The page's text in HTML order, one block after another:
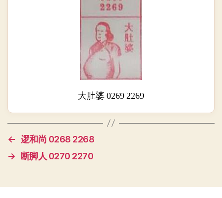
大肚婆 0269 2269
← 逻和尚 0268 2268
→
断脚人 0270 2270